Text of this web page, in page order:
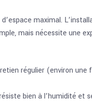
maximal.
mais nécessite une
régulier (environ
bien à l’humidité et